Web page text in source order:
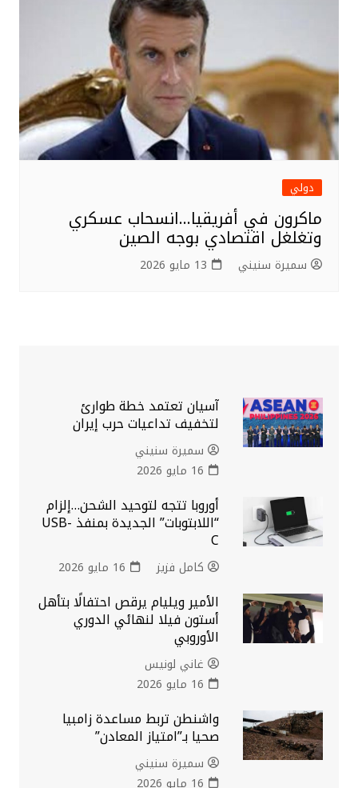
دولي
ماكرون في أفريقيا…انسحاب عسكري
وتغلغل اقتصادي بوجه الصين
سميرة سنيني 13 مايو 2026
آسيان تعتمد خطة طوارئ
لتخفيف تداعيات حرب إيران
سميرة سنيني
16 مايو 2026
أوروبا تتجه لتوحيد الشحن…إلزام
“اللابتوبات” الجديدة بمنفذ USB-
C
كامل فزيز 16 مايو 2026
الأمير ويليام يرقص احتفالًا بتأهل
أستون فيلا لنهائي الدوري
الأوروبي
غاني لونيس
16 مايو 2026
واشنطن تربط مساعدة زامبيا
صحيا بـ”امتياز المعادن”
سميرة سنيني
16 مايو 2026